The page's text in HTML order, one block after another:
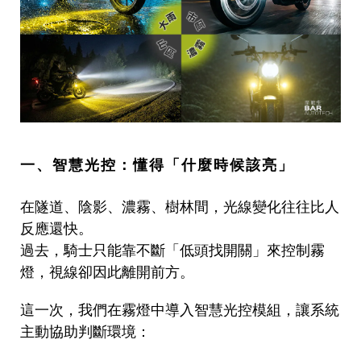
一、智慧光控：懂得「什麼時候該亮」
在隧道、陰影、濃霧、樹林間，光線變化往往比人
反應還快。
過去，騎士只能靠不斷「低頭找開關」來控制霧
燈，視線卻因此離開前方。
這一次，我們在霧燈中導入智慧光控模組，讓系統
主動協助判斷環境：